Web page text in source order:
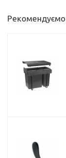
Рекомендуємо